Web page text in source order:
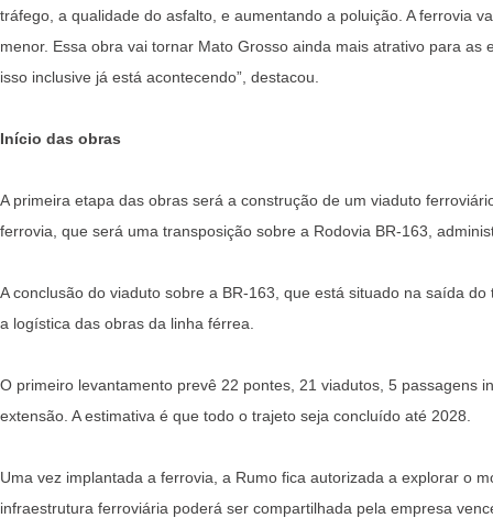
tráfego, a qualidade do asfalto, e aumentando a poluição. A ferrovia
menor. Essa obra vai tornar Mato Grosso ainda mais atrativo para
isso inclusive já está acontecendo”, destacou.
Início das obras
A primeira etapa das obras será a construção de um viaduto
ferrovia, que será uma transposição sobre a Rodovia BR-163,
A conclusão do viaduto sobre a BR-163, que está situado na saída
a logística das obras da linha férrea.
O primeiro levantamento prevê 22 pontes, 21 viadutos, 5 passagens
extensão. A estimativa é que todo o trajeto seja concluído até 2028.
Uma vez implantada a ferrovia, a Rumo fica autorizada a explorar o
infraestrutura ferroviária poderá ser compartilhada pela empresa